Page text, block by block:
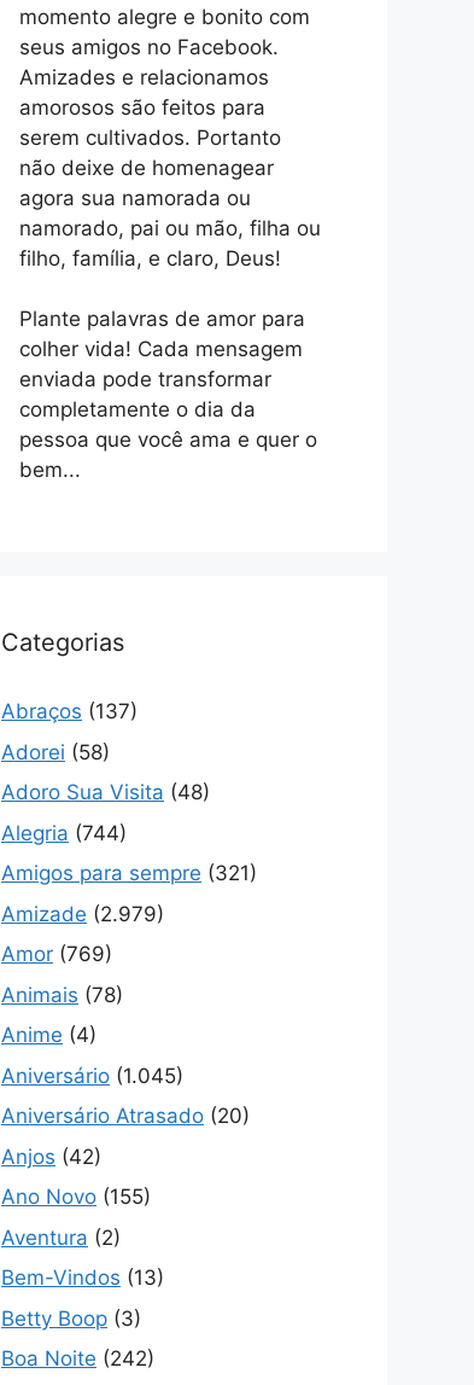
momento alegre e bonito com
seus amigos no Facebook.
Amizades e relacionamos
amorosos são feitos para
serem cultivados. Portanto
não deixe de homenagear
agora sua namorada ou
namorado, pai ou mão, filha ou
filho, família, e claro, Deus!
Plante palavras de amor para
colher vida! Cada mensagem
enviada pode transformar
completamente o dia da
pessoa que você ama e quer o
bem...
Categorias
Abraços (137)
Adorei (58)
Adoro Sua Visita (48)
Alegria (744)
Amigos para sempre (321)
Amizade (2.979)
Amor (769)
Animais (78)
Anime (4)
Aniversário (1.045)
Aniversário Atrasado (20)
Anjos (42)
Ano Novo (155)
Aventura (2)
Bem-Vindos (13)
Betty Boop (3)
Boa Noite (242)